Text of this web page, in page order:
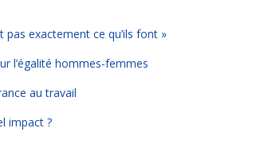
pas exactement ce qu’ils font »
l’égalité hommes-femmes
au travail
impact ?